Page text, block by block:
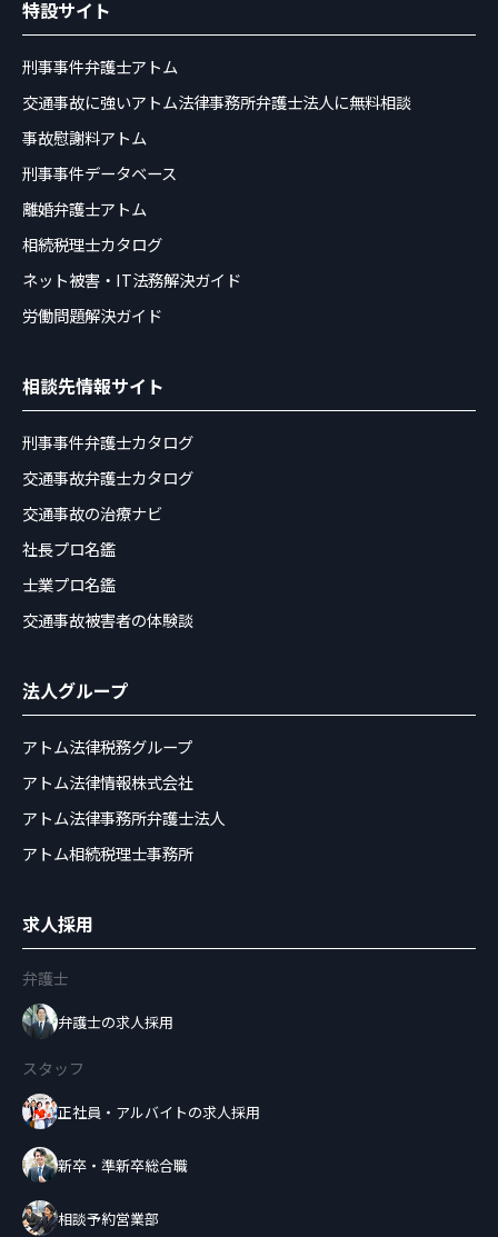
特設サイト
刑事事件弁護士アトム
交通事故に強いアトム法律事務所弁護士法人に無料相談
事故慰謝料アトム
刑事事件データベース
離婚弁護士アトム
相続税理士カタログ
ネット被害・IT法務解決ガイド
労働問題解決ガイド
相談先情報サイト
刑事事件弁護士カタログ
交通事故弁護士カタログ
交通事故の治療ナビ
社長プロ名鑑
士業プロ名鑑
交通事故被害者の体験談
法人グループ
アトム法律税務グループ
アトム法律情報株式会社
アトム法律事務所弁護士法人
アトム相続税理士事務所
求人採用
弁護士
弁護士の求人採用
スタッフ
正社員・アルバイトの求人採用
新卒・準新卒総合職
相談予約営業部